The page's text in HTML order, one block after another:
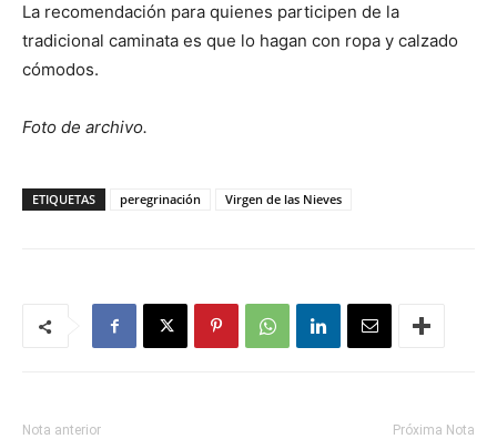
La recomendación para quienes participen de la
tradicional caminata es que lo hagan con ropa y calzado
cómodos.
Foto de archivo.
ETIQUETAS peregrinación Virgen de las Nieves
Nota anterior Próxima Nota